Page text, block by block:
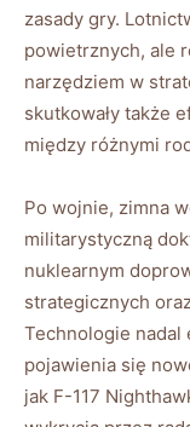
zasady gry.
powietrznych, ale
narzędziem w
skutkowały także
między różnymi
Po wojnie, zimna
militarystyczną
nuklearnym
strategicznych
Technologie nadal
pojawienia się
jak F-117